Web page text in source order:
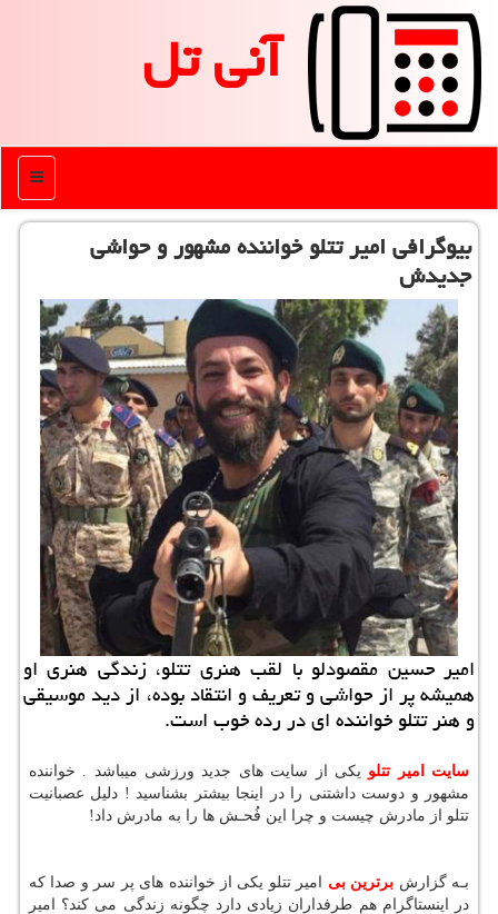
آنی تل
منو
بیوگرافی امیر تتلو خواننده مشهور و حواشی
جدیدش
امیر حسین مقصودلو با لقب هنری تتلو، زندگی هنری او
همیشه پر از حواشی و تعریف و انتقاد بوده، از دید موسیقی
و هنر تتلو خواننده ای در رده خوب است.
سایت امیر تتلو یکی از سایت های جدید ورزشی میباشد . خواننده
مشهور و دوست داشتنی را در اینجا بیشتر بشناسید ! دلیل عصبانیت
تتلو از مادرش چیست و چرا این فُحـش ها را به مادرش داد!
بـه گزارش برترین بی امیر تتلو یکی از خواننده های پر سر و صدا که
در اینستاگرام هم طرفداران زیادی دارد چگونه زندگی می کند؟ امیر